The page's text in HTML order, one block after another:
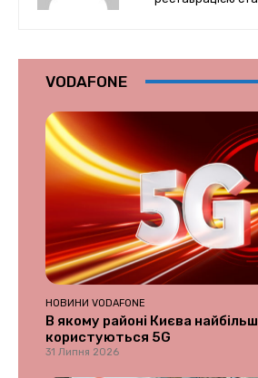
VODAFONE
НОВИНИ VODAFONE
В якому районі Києва
користуються 5G
31 Липня 2026